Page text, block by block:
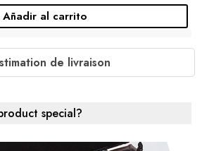
Añadir al carrito
STORAGE 70CM ARGENTÉE DESIGN
MARTELÉ AVEC ESPACE DE RANGEMENT
( En stock à l'usine 4 à 6 semaines )
de livraison
special?